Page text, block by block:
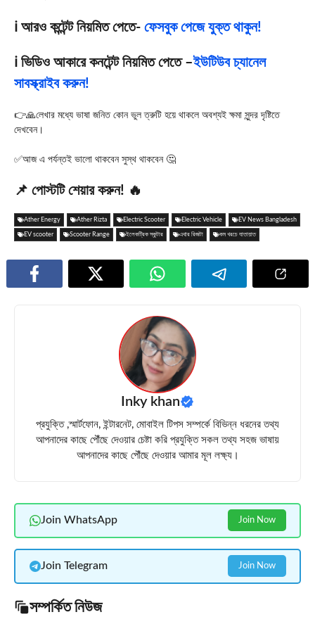
ℹ️ আরও কন্টেন্ট নিয়মিত পেতে- ফেসবুক পেজে যুক্ত থাকুন!
ℹ️ ভিডিও আকারে কনটেন্ট নিয়মিত পেতে –ইউটিউব চ্যানেল
সাবস্ক্রাইব করুন!
👉🙏লেখার মধ্যে ভাষা জনিত কোন ভুল ত্রুটি হয়ে থাকলে অবশ্যই ক্ষমা সুন্দর দৃষ্টিতে
দেখবেন।
✅আজ এ পর্যন্তই ভালো থাকবেন সুস্থ থাকবেন 🤔
📌 পোস্টটি শেয়ার করুন! 🔥
Ather Energy Ather Rizta Electric Scooter Electric Vehicle EV News Bangladesh
EV scooter Scooter Range ইলেকট্রিক স্কুটার এথার রিজটা কম খরচে যাতায়াত
Inky khan
প্রযুক্তি ,স্মার্টফোন, ইন্টারনেট, মোবাইল টিপস সম্পর্কে বিভিন্ন ধরনের তথ্য
আপনাদের কাছে পৌঁছে দেওয়ার চেষ্টা করি প্রযুক্তি সকল তথ্য সহজ ভাষায়
আপনাদের কাছে পৌঁছে দেওয়ার আমার মূল লক্ষ্য।
Join WhatsApp Join Now
Join Telegram Join Now
সম্পর্কিত নিউজ